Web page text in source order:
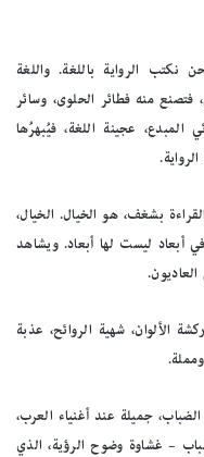
نكتب الرواية باللغة. واللغة
منه فطائر الحلوى، وسائر
عجينة اللغة، فيُبهرُها
بشغف، هو الخيال. الخيال،
أبعاد ليست لها أبعاد. ويشاهد
الألوان، شهية الروائح، عذبة
جميلة عند أغنياء العرب،
– غشاوة وضوح الرؤية، الذي